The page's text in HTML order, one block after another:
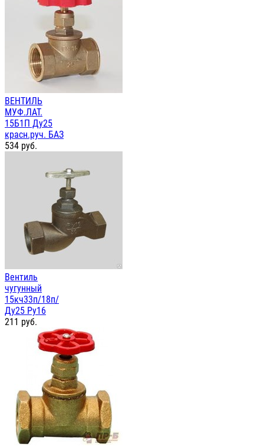
ВЕНТИЛЬ
МУФ.ЛАТ.
15Б1П Ду25
красн.руч. БАЗ
534 руб.
Вентиль
чугунный
15кч33п/18п/
Ду25 Ру16
211 руб.